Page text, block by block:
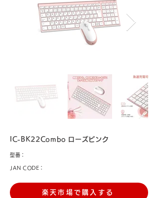
IC-BK22Combo ローズピンク
型番：
JAN CODE：
楽天市場で購入する